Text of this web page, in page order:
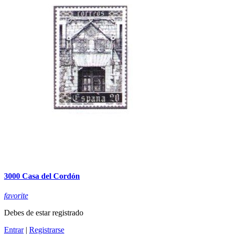
3000 Casa del Cordón
favorite
Debes de estar registrado
Entrar| Registrarse